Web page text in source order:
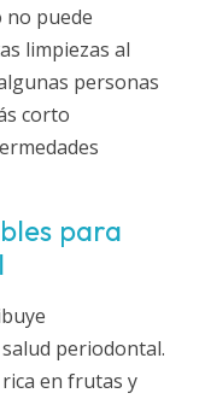
no puede
limpiezas al
personas
corto
para
periodontal.
en frutas y